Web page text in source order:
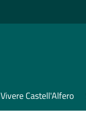
Vivere Castell'Alfero